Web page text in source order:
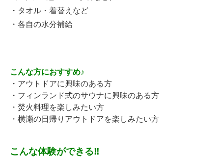
・タオル・着替えなど
・各自の水分補給
こんな方におすすめ♪
・アウトドアに興味のある方
・フィンランド式のサウナに興味のある方
・焚火料理を楽しみたい方
・横瀬の日帰りアウトドアを楽しみたい方
こんな体験ができる‼